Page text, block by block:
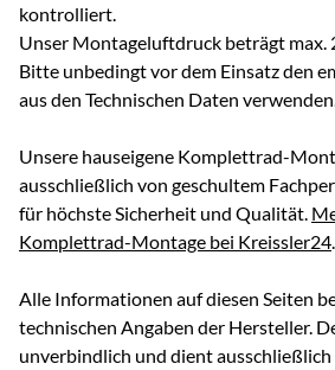
kontrolliert.
Unser Montageluftdruck beträgt max.
Bitte unbedingt vor dem Einsatz den
aus den Technischen Daten verwenden.
Unsere hauseigene Komplettrad-
ausschließlich von geschultem
für höchste Sicherheit und Qualität.
Komplettrad-Montage bei Kreissler24
Alle Informationen auf diesen Seiten
technischen Angaben der Hersteller.
unverbindlich und dient ausschließlich